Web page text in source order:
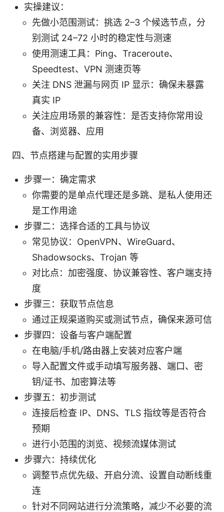
实操建议：
先做小范围测试：挑选 2–3 个候选节点，分
别测试 24–72 小时的稳定性与测速
使用测速工具：Ping、Traceroute、
Speedtest、VPN 测速页等
关注 DNS 泄漏与网页 IP 显示：确保未暴露
真实 IP
关注应用场景的兼容性：是否支持你常用设
备、浏览器、应用
四、节点搭建与配置的实用步骤
步骤一：确定需求
你需要的是单点代理还是多跳、是私人使用还
是工作用途
步骤二：选择合适的工具与协议
常见协议：OpenVPN、WireGuard、
Shadowsocks、Trojan 等
对比点：加密强度、协议兼容性、客户端支持
度
步骤三：获取节点信息
通过正规渠道购买或测试节点，确保来源可信
步骤四：设备与客户端配置
在电脑/手机/路由器上安装对应客户端
导入配置文件或手动填写服务器、端口、密
钥/证书、加密算法等
步骤五：初步测试
连接后检查 IP、DNS、TLS 指纹等是否符合
预期
进行小范围的浏览、视频流媒体测试
步骤六：持续优化
调整节点优先级、开启分流、设置自动断线重
连
针对不同网站进行分流策略，减少不必要的流